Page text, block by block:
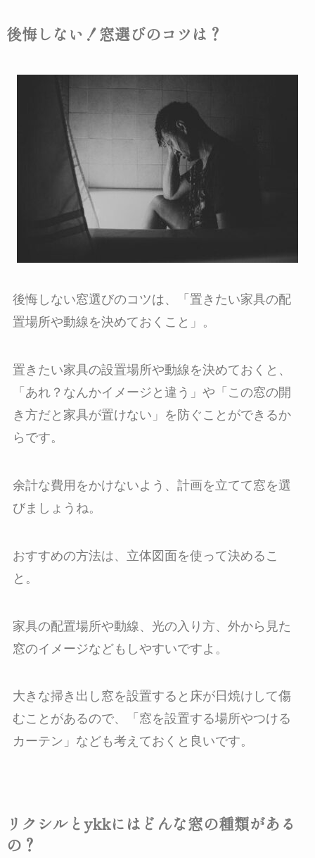
後悔しない！窓選びのコツは？
後悔しない窓選びのコツは、「置きたい家具の配
置場所や動線を決めておくこと」。
置きたい家具の設置場所や動線を決めておくと、
「あれ？なんかイメージと違う」や「この窓の開
き方だと家具が置けない」を防ぐことができるか
らです。
余計な費用をかけないよう、計画を立てて窓を選
びましょうね。
おすすめの方法は、立体図面を使って決めるこ
と。
家具の配置場所や動線、光の入り方、外から見た
窓のイメージなどもしやすいですよ。
大きな掃き出し窓を設置すると床が日焼けして傷
むことがあるので、「窓を設置する場所やつける
カーテン」なども考えておくと良いです。
リクシルとykkにはどんな窓の種類がある
の？